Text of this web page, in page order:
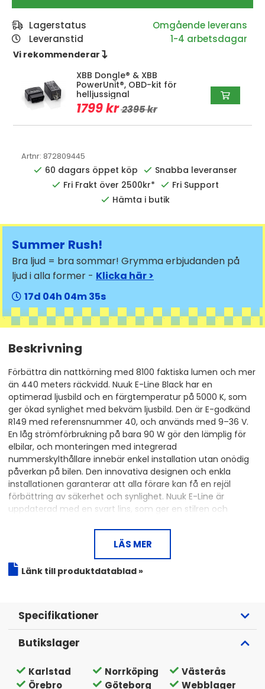
Lagerstatus
Leveranstid
1-4 arbetsdagar
Vi rekommenderar 
XBB Dongle® & XBB
PowerUnit®, OBD-kit för
helljussignal
1799 kr2395 kr
Artnr: 872809445
60 dagars öppet köp
Snabba leveranser
Fri Frakt över 2500kr*
Fri Support
Hämta i butik
Summer Rush!
Bra ljud = bra sommar! Grymma erbjudanden på
ljud i alla former - Klicka här >
17
04 04 35
Beskrivning
Förbättra din nattkörning med 8100 faktiska lumen och mer
än 440 meters räckvidd. Nuuk E-Line Black har en
optimerad ljusbild och en färgtemperatur på 5000 K, som
ger ökad synlighet med bekväm ljusbild. Den är E-godkänd
R149 med referensnummer 40, och används med 9–36 V.
En låg strömförbrukning på bara 90 W gör den lämplig för
elbilar, och monteringen med integrerad
nummerskylthållare innebär enkel installation utan onödig
påverkan på bilen. Den innovativa designen och enkla
installationen garanterar att alla förare kan få en rejäl
förbättring av säkerhet och synlighet. Nuuk E-Line är
uppdaterad med en svart lins, som ger en stilren och
Förbättrad Reaktionstid Och Säkerhet
Hur ser den perfekta nattkörningen ut för dig? Var
vägen än leder, vet vi att ett extraljus av hög kvalitet
mer än 440 meter, och förbättrar sikten både
framåt och åt sidorna. 8100 faktiska lumen,
optimerad ljusbild och varm färgtemperatur gör
ljusbilden bekväm och klar. Den har en lätt böjd form
som följer bilens form, och en svart lins som ger ett
LÄS MER
Länk till produktdatablad »
Specifikationer
Butikslager
Karlstad Norrköping
Västerås
Örebro
Göteborg
Webblager